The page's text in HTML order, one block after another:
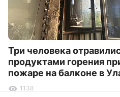
Три человека
продуктами горения
пожаре на балконе в
1138